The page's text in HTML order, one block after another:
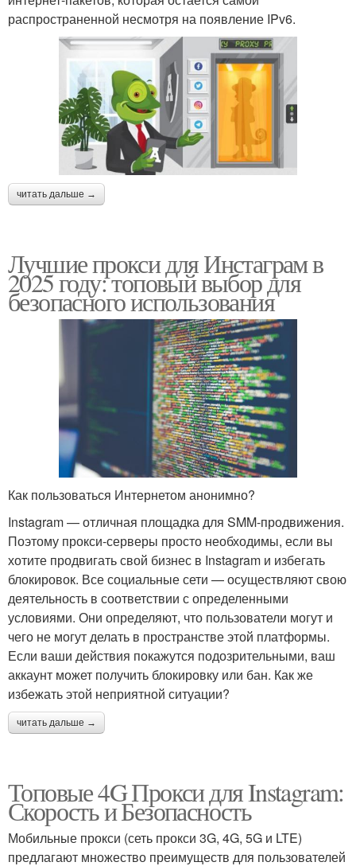
распространенной несмотря на появление IPv6.
читать дальше →
Лучшие прокси для Инстаграм в
2025 году: топовый выбор для
безопасного использования
Как пользоваться Интернетом анонимно?
Instagram — отличная площадка для SMM-продвижения.
Поэтому прокси-серверы просто необходимы, если вы
хотите продвигать свой бизнес в Instagram и избегать
блокировок. Все социальные сети — осуществляют свою
деятельность в соответствии с определенными
условиями. Они определяют, что пользователи могут и
чего не могут делать в пространстве этой платформы.
Если ваши действия покажутся подозрительными, ваш
аккаунт может получить блокировку или бан. Как же
избежать этой неприятной ситуации?
читать дальше →
Топовые 4G Прокси для Instagram:
Скорость и Безопасность
Мобильные прокси (сеть прокси 3G, 4G, 5G и LTE)
предлагают множество преимуществ для пользователей